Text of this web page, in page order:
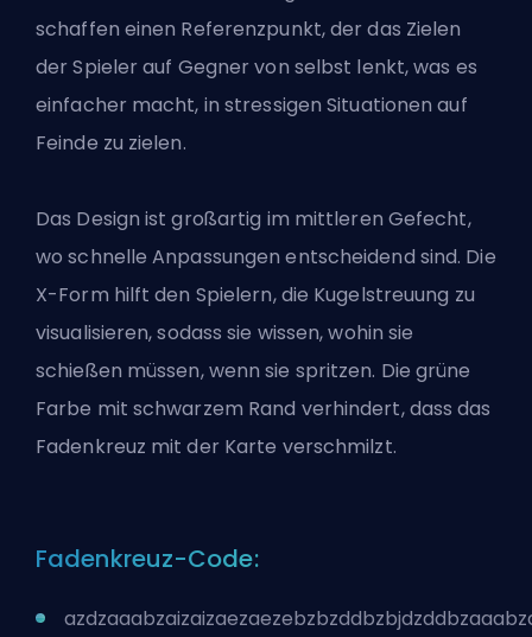
schaffen einen Referenzpunkt, der das Zielen
der Spieler auf Gegner von selbst lenkt, was es
einfacher macht, in stressigen Situationen auf
Feinde zu zielen.
Das Design ist großartig im mittleren Gefecht,
wo schnelle Anpassungen entscheidend sind. Die
X-Form hilft den Spielern, die Kugelstreuung zu
visualisieren, sodass sie wissen, wohin sie
schießen müssen, wenn sie spritzen. Die grüne
Farbe mit schwarzem Rand verhindert, dass das
Fadenkreuz mit der Karte verschmilzt.
Fadenkreuz-Code: